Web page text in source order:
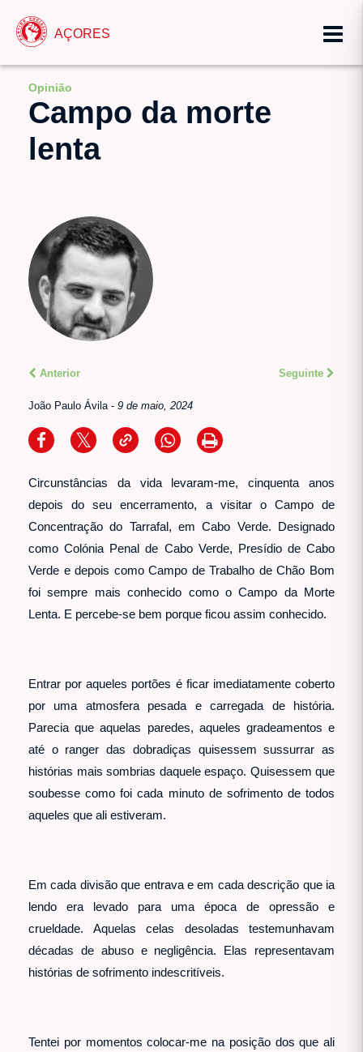
AÇORES
Opinião
Campo da morte
lenta
Anterior Seguinte
João Paulo Ávila- 9 de maio, 2024
Circunstâncias da vida levaram-me, cinquenta anos
depois do seu encerramento, a visitar o Campo de
Concentração do Tarrafal, em Cabo Verde. Designado
como Colónia Penal de Cabo Verde, Presídio de Cabo
Verde e depois como Campo de Trabalho de Chão Bom
foi sempre mais conhecido como o Campo da Morte
Lenta. E percebe-se bem porque ficou assim conhecido.
Entrar por aqueles portões é ficar imediatamente coberto
por uma atmosfera pesada e carregada de história.
Parecia que aquelas paredes, aqueles gradeamentos e
até o ranger das dobradiças quisessem sussurrar as
histórias mais sombrias daquele espaço. Quisessem que
soubesse como foi cada minuto de sofrimento de todos
aqueles que ali estiveram.
Em cada divisão que entrava e em cada descrição que ia
lendo era levado para uma época de opressão e
crueldade. Aquelas celas desoladas testemunhavam
décadas de abuso e negligência. Elas representavam
histórias de sofrimento indescritíveis.
Tentei por momentos colocar-me na posição dos que ali